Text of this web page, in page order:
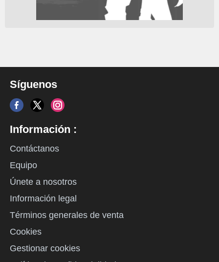
Síguenos
Información :
Contáctanos
Equipo
Únete a nosotros
Información legal
Términos generales de venta
Cookies
Gestionar cookies